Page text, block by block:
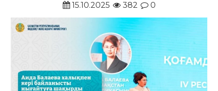
15.10.2025
382 0